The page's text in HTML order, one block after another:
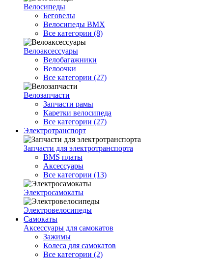
Велосипеды
Беговелы
Велосипеды BMX
Все категории (8)
Велоаксессуары
Велобагажники
Велоочки
Все категории (27)
Велозапчасти
Запчасти рамы
Каретки велосипеда
Все категории (27)
Электротранспорт
Запчасти для электротранспорта
BMS платы
Аксессуары
Все категории (13)
Электросамокаты
Электровелосипеды
Самокаты
Аксессуары для самокатов
Зажимы
Колеса для самокатов
Все категории (2)